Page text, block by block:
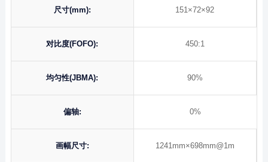
尺寸(mm): 151×72×92
对比度(FOFO): 450:1
均匀性(JBMA): 90%
偏轴: 0%
画幅尺寸: 1241mm×698mm@1m